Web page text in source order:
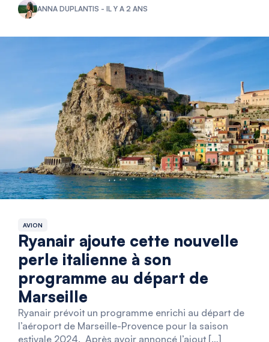
ANNA DUPLANTIS - IL Y A 2 ANS
AVION
Ryanair ajoute cette nouvelle
perle italienne à son
programme au départ de
Marseille
Ryanair prévoit un programme enrichi au départ de
l’aéroport de Marseille-Provence pour la saison
estivale 2024. Après avoir annoncé l’ajout […]